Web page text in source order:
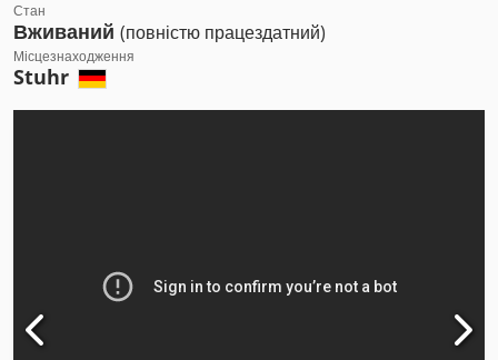
Стан
Вживаний (повністю працездатний)
Місцезнаходження
Stuhr